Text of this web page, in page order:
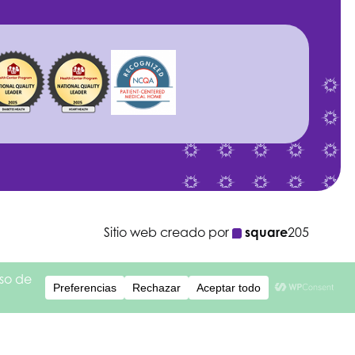
Sitio web creado por square205